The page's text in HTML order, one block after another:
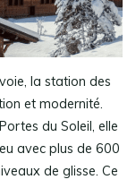
la station des
et modernité.
du Soleil, elle
avec plus de 600
de glisse. Ce